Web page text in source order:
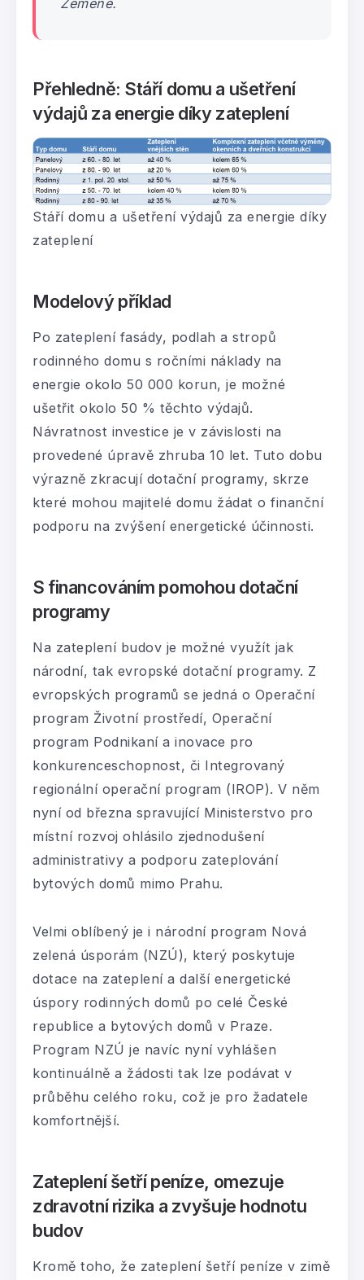
Zemene.
Přehledně: Stáří domu a ušetření
výdajů za energie díky zateplení
Stáří domu a ušetření výdajů za energie díky
zateplení
Modelový příklad
Po zateplení fasády, podlah a stropů
rodinného domu s ročními náklady na
energie okolo 50 000 korun, je možné
ušetřit okolo 50 % těchto výdajů.
Návratnost investice je v závislosti na
provedené úpravě zhruba 10 let. Tuto dobu
výrazně zkracují dotační programy, skrze
které mohou majitelé domu žádat o finanční
podporu na zvýšení energetické účinnosti.
S financováním pomohou dotační
programy
Na zateplení budov je možné využít jak
národní, tak evropské dotační programy. Z
evropských programů se jedná o Operační
program Životní prostředí, Operační
program Podnikaní a inovace pro
konkurenceschopnost, či Integrovaný
regionální operační program (IROP). V něm
nyní od března spravující Ministerstvo pro
místní rozvoj ohlásilo zjednodušení
administrativy a podporu zateplování
bytových domů mimo Prahu.
Velmi oblíbený je i národní program Nová
zelená úsporám (NZÚ), který poskytuje
dotace na zateplení a další energetické
úspory rodinných domů po celé České
republice a bytových domů v Praze.
Program NZÚ je navíc nyní vyhlášen
kontinuálně a žádosti tak lze podávat v
průběhu celého roku, což je pro žadatele
komfortnější.
Zateplení šetří peníze, omezuje
zdravotní rizika a zvyšuje hodnotu
budov
Kromě toho, že zateplení šetří peníze v zimě